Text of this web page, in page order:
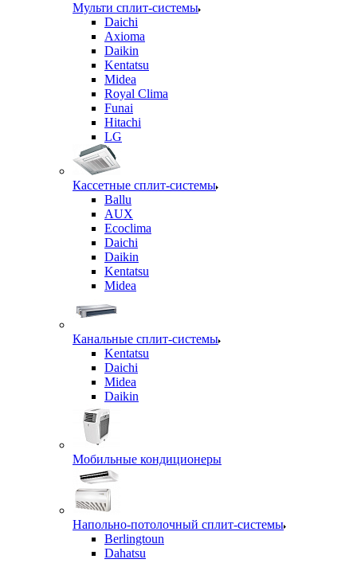
Мульти сплит-системы
Daichi
Axioma
Daikin
Kentatsu
Midea
Royal Clima
Funai
Hitachi
LG
Кассетные сплит-системы
Ballu
AUX
Ecoclima
Daichi
Daikin
Kentatsu
Midea
Канальные сплит-системы
Kentatsu
Daichi
Midea
Daikin
Мобильные кондиционеры
Напольно-потолочный сплит-системы
Berlingtoun
Dahatsu